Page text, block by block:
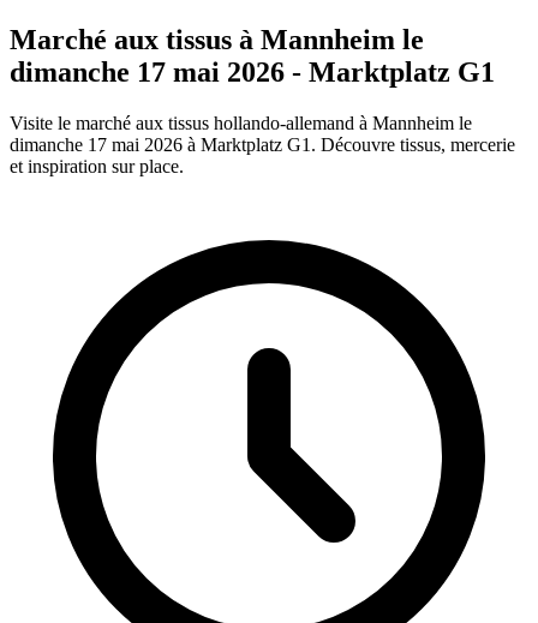
Marché aux tissus à Mannheim le
dimanche 17 mai 2026 - Marktplatz G1
Visite le marché aux tissus hollando-allemand à Mannheim le
dimanche 17 mai 2026 à Marktplatz G1. Découvre tissus, mercerie
et inspiration sur place.